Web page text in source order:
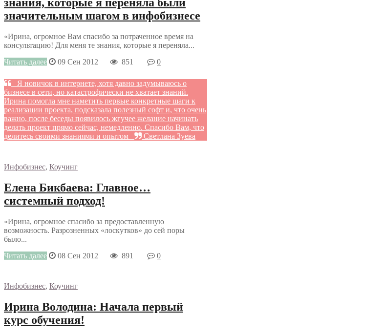
значительным шагом в инфобизнесе
«Ирина, огромное Вам спасибо за потраченное время на
консультацию! Для меня те знания, которые я переняла...
Читать далее
09 Сен 2012 851 0
Я новичок в интернете, хотя давно задумываюсь о
бизнесе в сети, но катастрофически не хватает знаний.
Ирина помогла мне наметить первые конкретные шаги к
реализации проекта, подсказала полезный софт и, что очень
важно, после беседы появилось жгучее желание начинать
делать проект прямо сейчас, немедленно. Спасибо Вам, что
делитесь своими знаниями и опытом
Светлана Зуева
Инфобизнес, Коучинг
Елена Бикбаева: Главное…
системный подход!
«Ирина, огромное спасибо за предоставленную
возможность. Разрозненных «лоскутков» до сей поры
было...
Читать далее
08 Сен 2012 891 0
Инфобизнес, Коучинг
Ирина Володина: Начала первый
курс обучения!